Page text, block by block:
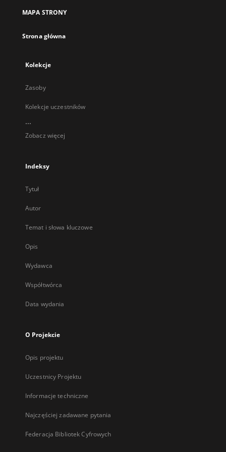
karcie
MAPA STRONY
Strona główna
Kolekcje
Zasoby
Kolekcje uczestników
...
Zobacz więcej
Indeksy
Tytuł
Autor
Temat i słowa kluczowe
Opis
Wydawca
Współtwórca
Data wydania
O Projekcie
Opis projektu
Uczestnicy Projektu
Informacje techniczne
Najczęściej zadawane pytania
Federacja Bibliotek Cyfrowych